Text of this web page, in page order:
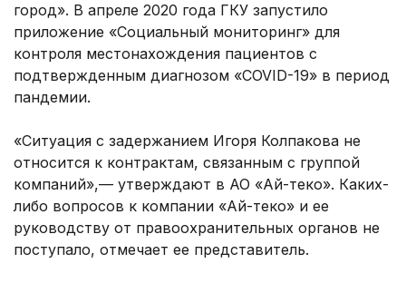
город». В апреле 2020 года ГКУ запустило
приложение «Социальный мониторинг» для
контроля местонахождения пациентов с
подтвержденным диагнозом «COVID-19» в период
пандемии.
«Ситуация с задержанием Игоря Колпакова не
относится к контрактам, связанным с группой
компаний»,— утверждают в АО «Ай-теко». Каких-
либо вопросов к компании «Ай-теко» и ее
руководству от правоохранительных органов не
поступало, отмечает ее представитель.